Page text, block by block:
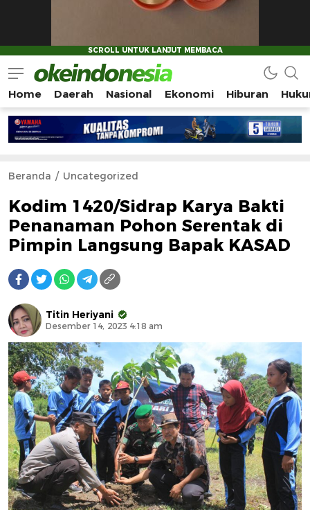
Okeindonesia.Online
Mengonlinekan Indonesia Secara Utuh
Home Daerah Nasional Ekonomi Hiburan
Beranda Uncategorized
Kodim 1420/Sidrap Karya Bakti
Penanaman Pohon Serentak di
Pimpin Langsung Bapak KASAD
Titin Heriyani
Desember 14, 2023 4:18 am